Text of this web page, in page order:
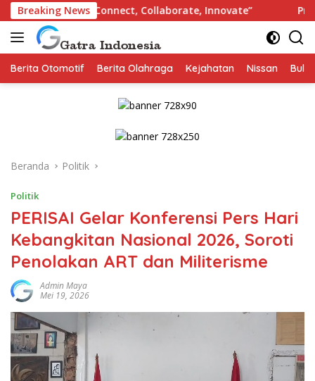
Langsung
ke
konten
Breaking News
“Connect, Collaborate, Innovate” Praperadilan
Berita Otomotif Berita Olahraga Kejahatan Nissan
Beranda Politik
Politik
PERISAI Gelar Konferensi Pers Hari
Kebangkitan Nasional 2026, Soroti
Penolakan ART dan Militerisme
Admin Maya
Mei 19, 2026